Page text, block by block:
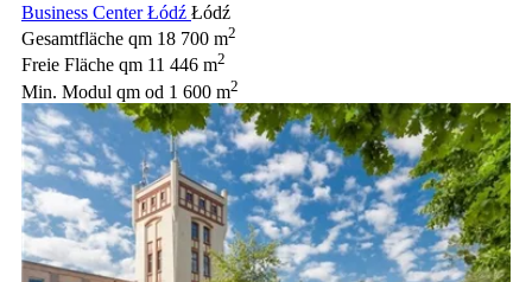
Business Center Łódź Łódź
Gesamtfläche qm 18 700 m2
Freie Fläche qm 11 446 m2
Min. Modul qm od 1 600 m2